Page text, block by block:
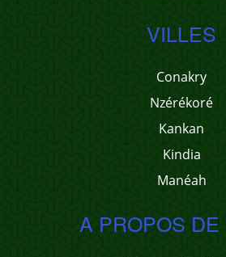
VILLES
Conakry
Nzérékoré
Kankan
Kindia
Manéah
A PROPOS DE